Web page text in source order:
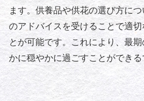
ます。供養品や供花の選び方に
のアドバイスを受けることで適
とが可能です。これにより、最
かに穏やかに過ごすことができる